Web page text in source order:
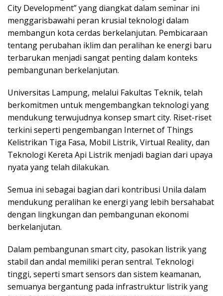
City Development” yang diangkat dalam seminar ini
menggarisbawahi peran krusial teknologi dalam
membangun kota cerdas berkelanjutan. Pembicaraan
tentang perubahan iklim dan peralihan ke energi baru
terbarukan menjadi sangat penting dalam konteks
pembangunan berkelanjutan.
Universitas Lampung, melalui Fakultas Teknik, telah
berkomitmen untuk mengembangkan teknologi yang
mendukung terwujudnya konsep smart city. Riset-riset
terkini seperti pengembangan Internet of Things
Kelistrikan Tiga Fasa, Mobil Listrik, Virtual Reality, dan
Teknologi Kereta Api Listrik menjadi bagian dari upaya
nyata yang telah dilakukan.
Semua ini sebagai bagian dari kontribusi Unila dalam
mendukung peralihan ke energi yang lebih bersahabat
dengan lingkungan dan pembangunan ekonomi
berkelanjutan.
Dalam pembangunan smart city, pasokan listrik yang
stabil dan andal memiliki peran sentral. Teknologi
tinggi, seperti smart sensors dan sistem keamanan,
semuanya bergantung pada infrastruktur listrik yang